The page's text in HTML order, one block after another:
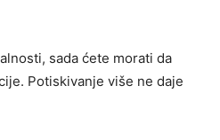
sada ćete morati da
Potiskivanje više ne daje